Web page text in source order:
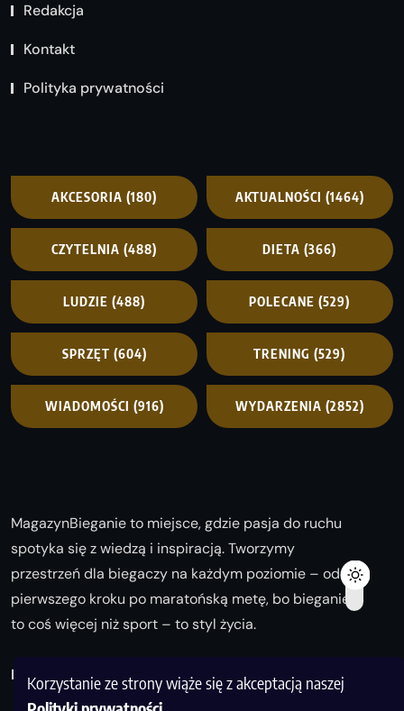
Korzystanie ze strony wiąże się z akceptacją naszej
Redakcja
Kontakt
Polityka prywatności
AKCESORIA (180) AKTUALNOŚCI (1464)
CZYTELNIA (488) DIETA (366)
LUDZIE (488) POLECANE (529)
SPRZĘT (604) TRENING (529)
WIADOMOŚCI (916) WYDARZENIA (2852)
MagazynBieganie to miejsce, gdzie pasja do ruchu
spotyka się z wiedzą i inspiracją. Tworzymy
przestrzeń dla biegaczy na każdym poziomie – od
pierwszego kroku po maratońską metę, bo bieganie
to coś więcej niż sport – to styl życia.
Biegaj z nami i odkrywaj swoją najlepszą wersję!